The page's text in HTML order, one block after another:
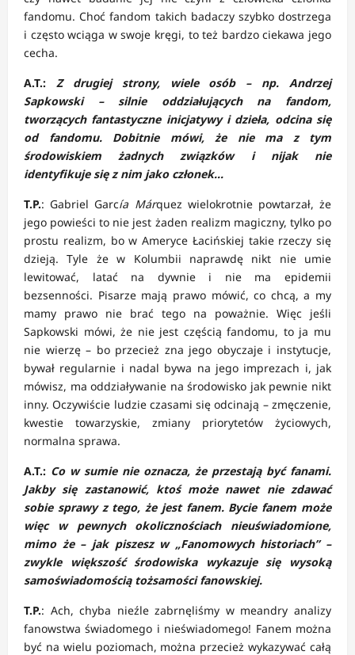
fandomu. Choć fandom takich badaczy szybko dostrzega
i często wciąga w swoje kręgi, to też bardzo ciekawa jego
cecha.
A.T.: Z drugiej strony, wiele osób – np. Andrzej
Sapkowski – silnie oddziałujących na fandom,
tworzących fantastyczne inicjatywy i dzieła, odcina się
od fandomu. Dobitnie mówi, że nie ma z tym
środowiskiem żadnych związków i nijak nie
identyfikuje się z nim jako członek…
T.P.: Gabriel García Márquez wielokrotnie powtarzał, że
jego powieści to nie jest żaden realizm magiczny, tylko po
prostu realizm, bo w Ameryce Łacińskiej takie rzeczy się
dzieją. Tyle że w Kolumbii naprawdę nikt nie umie
lewitować, latać na dywnie i nie ma epidemii
bezsenności. Pisarze mają prawo mówić, co chcą, a my
mamy prawo nie brać tego na poważnie. Więc jeśli
Sapkowski mówi, że nie jest częścią fandomu, to ja mu
nie wierzę – bo przecież zna jego obyczaje i instytucje,
bywał regularnie i nadal bywa na jego imprezach i, jak
mówisz, ma oddziaływanie na środowisko jak pewnie nikt
inny. Oczywiście ludzie czasami się odcinają – zmęczenie,
kwestie towarzyskie, zmiany priorytetów życiowych,
normalna sprawa.
A.T.: Co w sumie nie oznacza, że przestają być fanami.
Jakby się zastanowić, ktoś może nawet nie zdawać
sobie sprawy z tego, że jest fanem. Bycie fanem może
więc w pewnych okolicznościach nieuświadomione,
mimo że – jak piszesz w „Fanomowych historiach” –
zwykle większość środowiska wykazuje się wysoką
samoświadomością tożsamości fanowskiej.
T.P.: Ach, chyba nieźle zabrnęliśmy w meandry analizy
fanowstwa świadomego i nieświadomego! Fanem można
być na wielu poziomach, można przecież wykazywać całą